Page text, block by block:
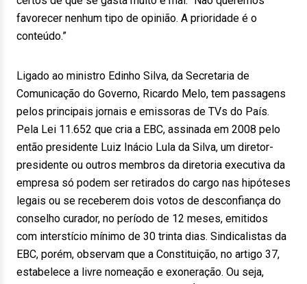
favorecer nenhum tipo de opinião. A prioridade é o
conteúdo.”
Ligado ao ministro Edinho Silva, da Secretaria de
Comunicação do Governo, Ricardo Melo, tem passagens
pelos principais jornais e emissoras de TVs do País.
Pela Lei 11.652 que cria a EBC, assinada em 2008 pelo
então presidente Luiz Inácio Lula da Silva, um diretor-
presidente ou outros membros da diretoria executiva da
empresa só podem ser retirados do cargo nas hipóteses
legais ou se receberem dois votos de desconfiança do
conselho curador, no período de 12 meses, emitidos
com interstício mínimo de 30 trinta dias. Sindicalistas da
EBC, porém, observam que a Constituição, no artigo 37,
estabelece a livre nomeação e exoneração. Ou seja,